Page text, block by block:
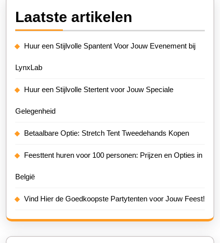
Laatste artikelen
Huur een Stijlvolle Spantent Voor Jouw Evenement bij
LynxLab
Huur een Stijlvolle Stertent voor Jouw Speciale
Gelegenheid
Betaalbare Optie: Stretch Tent Tweedehands Kopen
Feesttent huren voor 100 personen: Prijzen en Opties in
België
Vind Hier de Goedkoopste Partytenten voor Jouw Feest!